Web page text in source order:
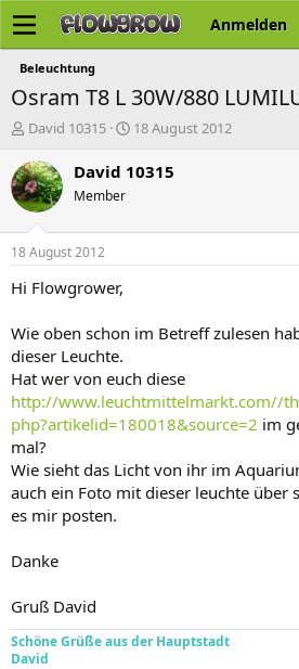
Anmelden
Beleuchtung
Osram T8 L 30W/880
E
s
t
e
e
David 10315
E
s
t
18 August 2012
David 10315
Member
18 August 2012
Hi Flowgrower,
Wie oben schon im Betreff zulesen
dieser Leuchte.
Hat wer von euch diese
http://www.leuchtmittelmarkt.com//
php?artikelid=180018&source=2 im
mal?
Wie sieht das Licht von ihr im
auch ein Foto mit dieser leuchte über
es mir posten.
Danke
Gruß David
Schöne Grüße aus der Hauptstadt
David